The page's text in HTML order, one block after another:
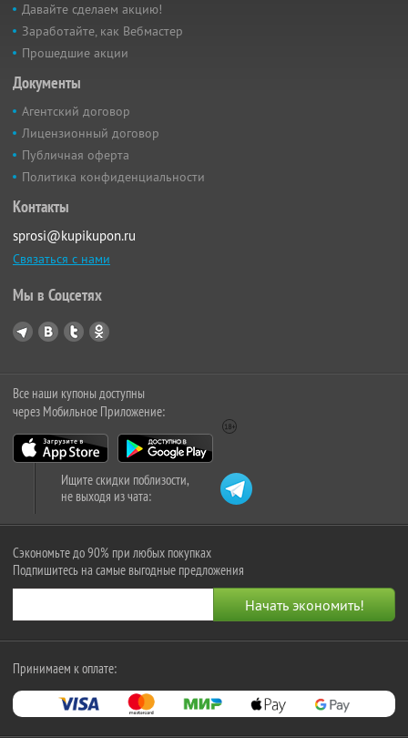
Давайте сделаем акцию!
Заработайте, как Вебмастер
Прошедшие акции
Документы
Агентский договор
Лицензионный договор
Публичная оферта
Политика конфиденциальности
Контакты
sprosi@kupikupon.ru
Связаться с нами
Мы в Соцсетях
Все наши купоны доступны
через Мобильное Приложение:
Ищите скидки поблизости,
не выходя из чата:
Сэкономьте до 90% при любых покупках
Подпишитесь на самые выгодные предложения
Принимаем к оплате: